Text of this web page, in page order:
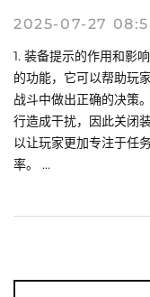
2025-07-27
1. 装备提示的作用和影
的功能，它可以帮助玩
战斗中做出正确的决策
行造成干扰，因此关闭
以让玩家更加专注于任
率。 ...